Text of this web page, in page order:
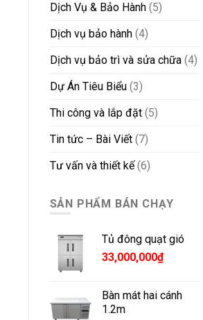
Dịch Vụ & Bảo Hành(5)
Dịch vụ bảo hành(4)
Dịch vụ bảo trì và sửa chữa(4)
Dự Án Tiêu Biểu(3)
Thi công và lắp đặt(5)
Tin tức – Bài Viết(7)
Tư vấn và thiết kế(6)
SẢN PHẨM BÁN CHẠY
Tủ đông quạt gió
33,000,000₫
Bàn mát hai cánh
1.2m